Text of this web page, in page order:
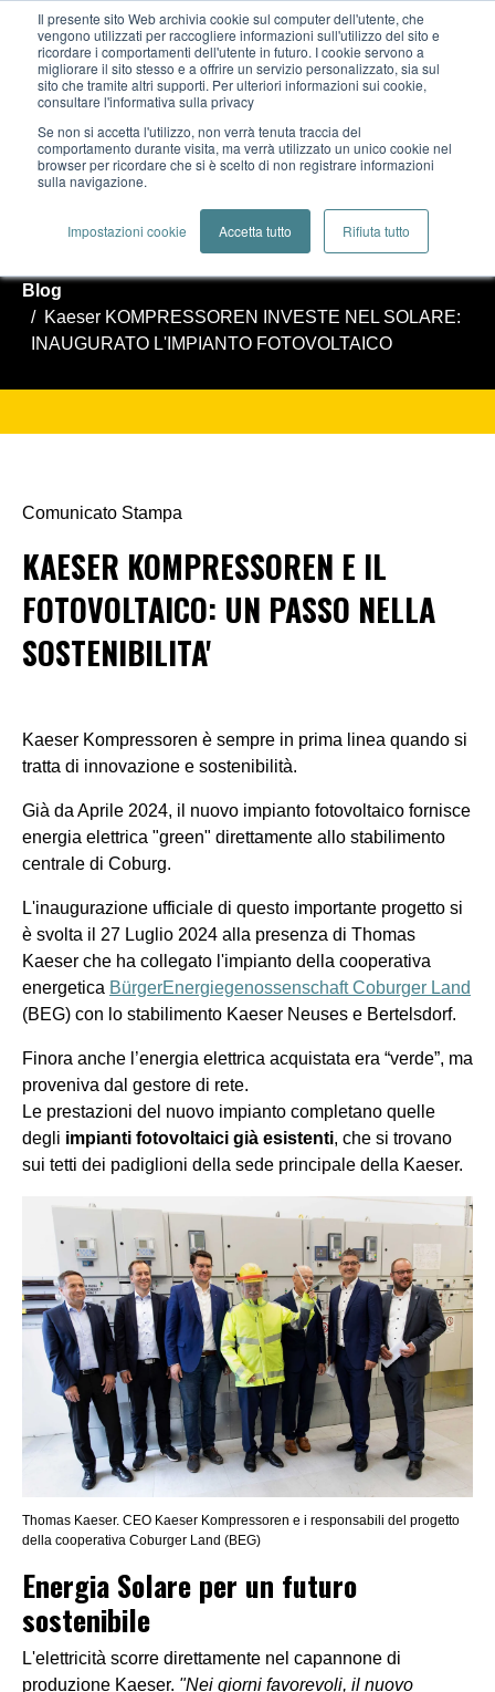
Il presente sito Web archivia cookie sul computer dell'utente, che
vengono utilizzati per raccogliere informazioni sull'utilizzo del sito e
ricordare i comportamenti dell'utente in futuro. I cookie servono a
migliorare il sito stesso e a offrire un servizio personalizzato, sia sul
sito che tramite altri supporti. Per ulteriori informazioni sui cookie,
consultare l'informativa sulla privacy
Se non si accetta l'utilizzo, non verrà tenuta traccia del
comportamento durante visita, ma verrà utilizzato un unico cookie nel
browser per ricordare che si è scelto di non registrare informazioni
sulla navigazione.
Impostazioni cookie Accetta tutto Rifiuta tutto
KAESER KOMPRESSOREN INVESTE
NEL SOLARE: INAUGURATO
L'IMPIANTO FOTOVOLTAICO
Blog
Kaeser KOMPRESSOREN INVESTE NEL SOLARE:
INAUGURATO L'IMPIANTO FOTOVOLTAICO
Comunicato Stampa
KAESER KOMPRESSOREN E IL
FOTOVOLTAICO: UN PASSO NELLA
SOSTENIBILITA'
Kaeser Kompressoren è sempre in prima linea quando si
tratta di innovazione e sostenibilità.
Già da Aprile 2024, il nuovo impianto fotovoltaico fornisce
energia elettrica "green" direttamente allo stabilimento
centrale di Coburg.
L'inaugurazione ufficiale di questo importante progetto si
è svolta il 27 Luglio 2024 alla presenza di Thomas
Kaeser che ha collegato l'impianto della cooperativa
energetica BürgerEnergiegenossenschaft Coburger Land
(BEG) con lo stabilimento Kaeser Neuses e Bertelsdorf.
Finora anche l’energia elettrica acquistata era “verde”, ma
proveniva dal gestore di rete.
Le prestazioni del nuovo impianto completano quelle
degli impianti fotovoltaici già esistenti, che si trovano
sui tetti dei padiglioni della sede principale della Kaeser.
Thomas Kaeser. CEO Kaeser Kompressoren e i responsabili del progetto
della cooperativa Coburger Land (BEG)
Energia Solare per un futuro
sostenibile
L'elettricità scorre direttamente nel capannone di
produzione Kaeser. "Nei giorni favorevoli, il nuovo